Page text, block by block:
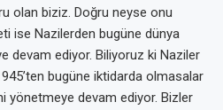
olan biziz. Doğru neyse onu
ise Nazilerden bugüne dünya
devam ediyor. Biliyoruz ki Naziler
bugüne iktidarda olmasalar
yönetmeye devam ediyor. Bizler